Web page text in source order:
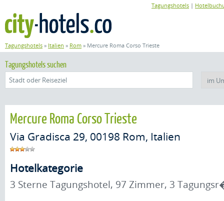
Tagungshotels » Italien » Rom » Mercure Roma Corso Trieste
Tagungshotels |
Tagungshotels suchen
Mercure Roma Corso Trieste
Via Gradisca 29, 00198 Rom, Italien
Hotelkategorie
3 Sterne Tagungshotel, 97 Zimmer, 3